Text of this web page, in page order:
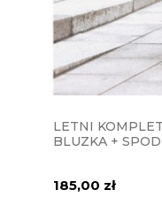
LETNI
BLUZKA +
185,00 zł